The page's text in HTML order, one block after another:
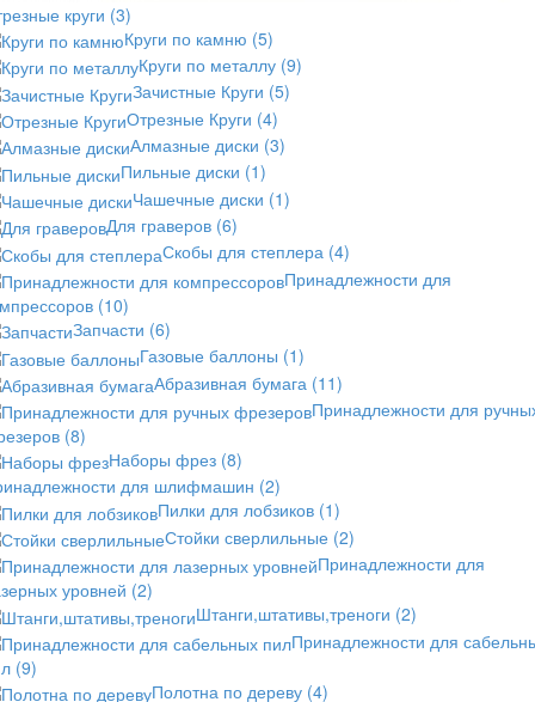
круги (3)
Круги по камню (5)
Круги по металлу (9)
Зачистные Круги (5)
Отрезные Круги (4)
Алмазные диски (3)
Пильные диски (1)
Чашечные диски (1)
Для граверов (6)
Скобы для степлера (4)
Принадлежности для
(10)
Запчасти (6)
Газовые баллоны (1)
Абразивная бумага (11)
Принадлежности для
(8)
Наборы фрез (8)
для шлифмашин (2)
Пилки для лобзиков (1)
Стойки сверлильные (2)
Принадлежности для
уровней (2)
Штанги,штативы,треноги (2)
Принадлежности для
(9)
Полотна по дереву (4)